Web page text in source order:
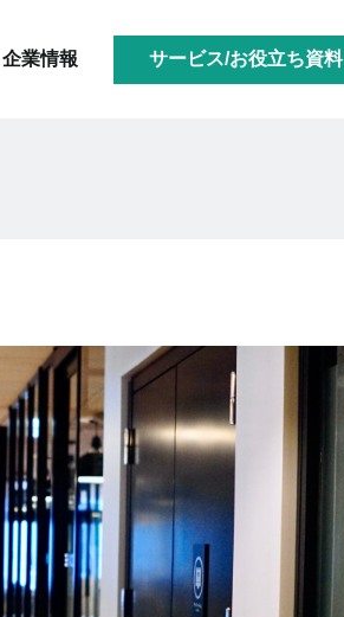
企業情報 サービス/お役立ち資料